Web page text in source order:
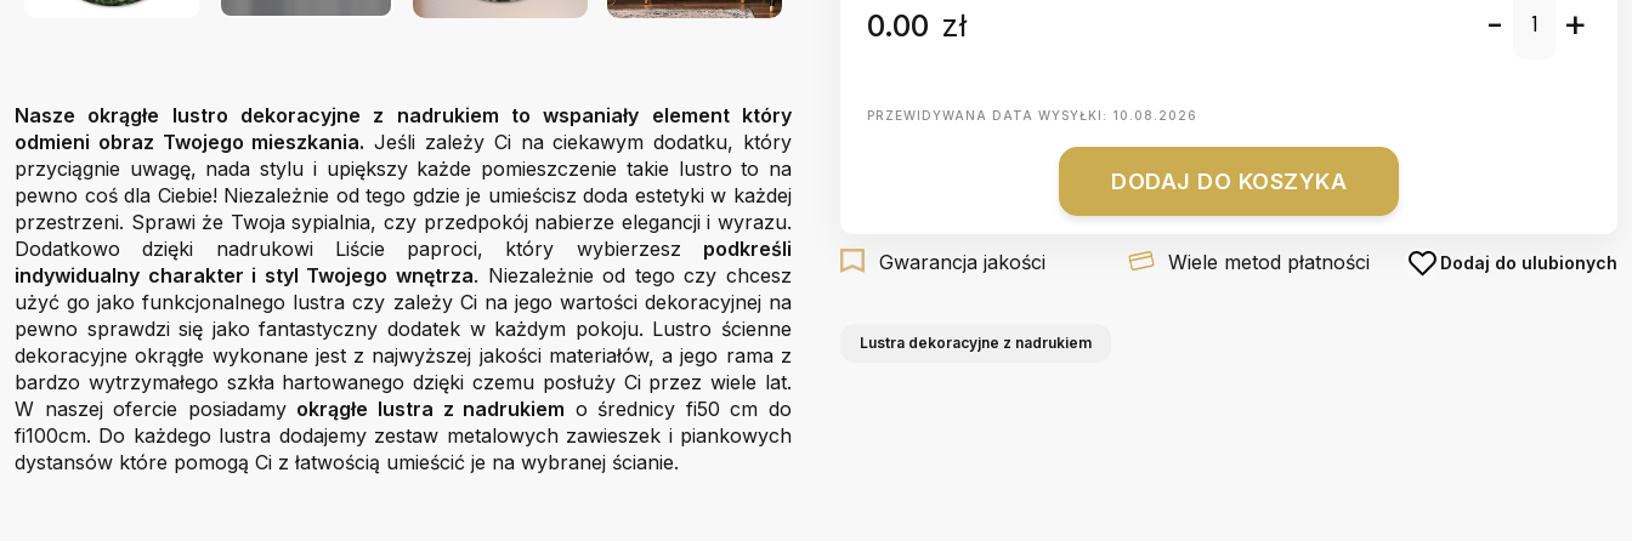
Nasze okrągłe lustro dekoracyjne z nadrukiem to wspaniały element który
odmieni obraz Twojego mieszkania. Jeśli zależy Ci na ciekawym dodatku, który
przyciągnie uwagę, nada stylu i upiększy każde pomieszczenie takie lustro to na
pewno coś dla Ciebie! Niezależnie od tego gdzie je umieścisz doda estetyki w każdej
przestrzeni. Sprawi że Twoja sypialnia, czy przedpokój nabierze elegancji i wyrazu.
Dodatkowo dzięki nadrukowi Liście paproci, który wybierzesz podkreśli
indywidualny charakter i styl Twojego wnętrza. Niezależnie od tego czy chcesz
użyć go jako funkcjonalnego lustra czy zależy Ci na jego wartości dekoracyjnej na
pewno sprawdzi się jako fantastyczny dodatek w każdym pokoju. Lustro ścienne
dekoracyjne okrągłe wykonane jest z najwyższej jakości materiałów, a jego rama z
bardzo wytrzymałego szkła hartowanego dzięki czemu posłuży Ci przez wiele lat.
W naszej ofercie posiadamy okrągłe lustra z nadrukiem o średnicy fi50 cm do
fi100cm. Do każdego lustra dodajemy zestaw metalowych zawieszek i piankowych
dystansów które pomogą Ci z łatwością umieścić je na wybranej ścianie.
0.00 zł - +
PRZEWIDYWANA DATA WYSYŁKI: 10.08.2026
DODAJ DO KOSZYKA
Gwarancja jakości Wiele metod płatności Dodaj do ulubionych
Lustra dekoracyjne z nadrukiem